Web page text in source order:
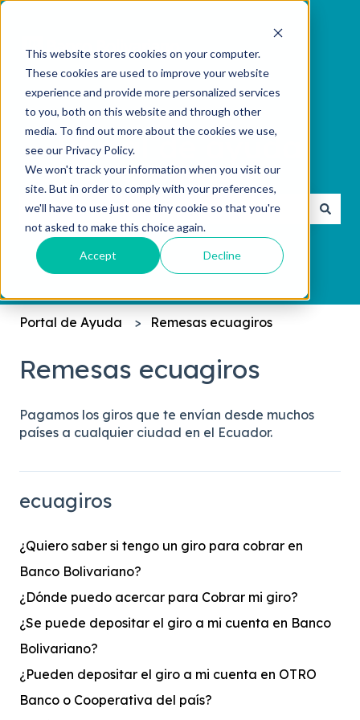
This website stores cookies on your computer.
These cookies are used to improve your website
experience and provide more personalized services
to you, both on this website and through other
media. To find out more about the cookies we use,
see our Privacy Policy.
We won't track your information when you visit our
site. But in order to comply with your preferences,
we'll have to use just one tiny cookie so that you're
not asked to make this choice again.
Accept Decline
¿Cómo podemos ayudarte?
No hay sugerencias porque el campo de
Portal de Ayuda Remesas ecuagiros
Remesas ecuagiros
Pagamos los giros que te envían desde muchos
países a cualquier ciudad en el Ecuador.
ecuagiros
¿Quiero saber si tengo un giro para cobrar en
Banco Bolivariano?
¿Dónde puedo acercar para Cobrar mi giro?
¿Se puede depositar el giro a mi cuenta en Banco
Bolivariano?
¿Pueden depositar el giro a mi cuenta en OTRO
Banco o Cooperativa del país?